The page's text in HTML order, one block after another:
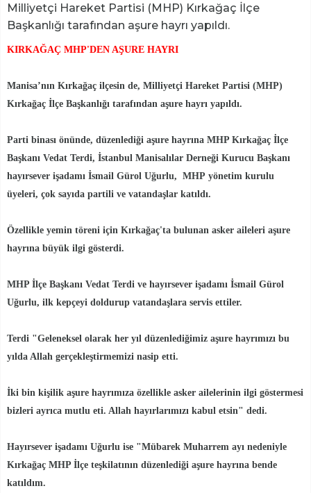
Milliyetçi Hareket Partisi (MHP) Kırkağaç İlçe
Başkanlığı tarafından aşure hayrı yapıldı.
KIRKAĞAÇ MHP'DEN AŞURE HAYRI
Manisa’nın Kırkağaç ilçesin de, Milliyetçi Hareket Partisi (MHP)
Kırkağaç İlçe Başkanlığı tarafından aşure hayrı yapıldı.
Parti binası önünde, düzenlediği aşure hayrına MHP Kırkağaç İlçe
Başkanı Vedat Terdi, İstanbul Manisalılar Derneği Kurucu Başkanı
hayırsever işadamı İsmail Gürol Uğurlu, MHP yönetim kurulu
üyeleri, çok sayıda partili ve vatandaşlar katıldı.
Özellikle yemin töreni için Kırkağaç'ta bulunan asker aileleri aşure
hayrına büyük ilgi gösterdi.
MHP İlçe Başkanı Vedat Terdi ve hayırsever işadamı İsmail Gürol
Uğurlu, ilk kepçeyi doldurup vatandaşlara servis ettiler.
Terdi "Geleneksel olarak her yıl düzenlediğimiz aşure hayrımızı bu
yılda Allah gerçekleştirmemizi nasip etti.
İki bin kişilik aşure hayrımıza özellikle asker ailelerinin ilgi göstermesi
bizleri ayrıca mutlu eti. Allah hayırlarımızı kabul etsin" dedi.
Hayırsever işadamı Uğurlu ise "Mübarek Muharrem ayı nedeniyle
Kırkağaç MHP İlçe teşkilatının düzenlediği aşure hayrına bende
katıldım.